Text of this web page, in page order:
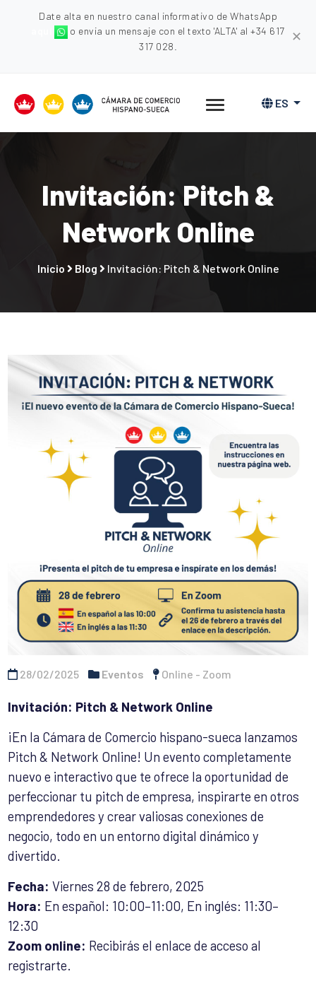
Date alta en nuestro canal informativo de WhatsApp
o envia un mensaje con el texto 'ALTA' al +34 617
317 028.
✕
ES
Invitación: Pitch &
Network Online
Inicio Blog Invitación: Pitch & Network Online
28/02/2025 Eventos Online - Zoom
Invitación: Pitch & Network Online
¡En la Cámara de Comercio hispano-sueca lanzamos
Pitch & Network Online! Un evento completamente
nuevo e interactivo que te ofrece la oportunidad de
perfeccionar tu pitch de empresa, inspirarte en otros
emprendedores y crear valiosas conexiones de
negocio, todo en un entorno digital dinámico y
divertido.
Fecha:Viernes 28 de febrero, 2025
Hora: En español: 10:00–11:00, En inglés: 11:30–
12:30
Zoom online: Recibirás el enlace de acceso al
registrarte.